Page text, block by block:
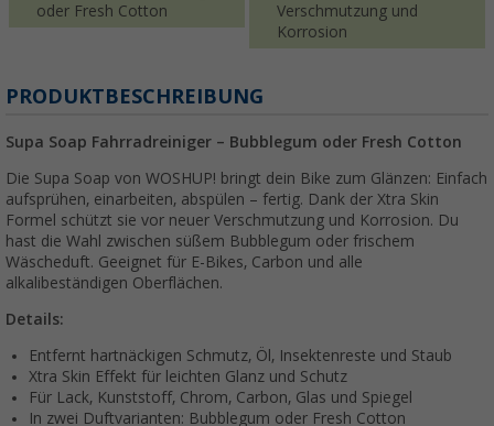
oder Fresh Cotton
Verschmutzung und
Korrosion
PRODUKTBESCHREIBUNG
Supa Soap Fahrradreiniger – Bubblegum oder Fresh Cotton
Die Supa Soap von WOSHUP! bringt dein Bike zum Glänzen: Einfach
aufsprühen, einarbeiten, abspülen – fertig. Dank der Xtra Skin
Formel schützt sie vor neuer Verschmutzung und Korrosion. Du
hast die Wahl zwischen süßem Bubblegum oder frischem
Wäscheduft. Geeignet für E-Bikes, Carbon und alle
alkalibeständigen Oberflächen.
Details:
Entfernt hartnäckigen Schmutz, Öl, Insektenreste und Staub
Xtra Skin Effekt für leichten Glanz und Schutz
Für Lack, Kunststoff, Chrom, Carbon, Glas und Spiegel
In zwei Duftvarianten: Bubblegum oder Fresh Cotton